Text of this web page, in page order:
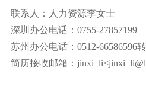
联系人：人力资源李女士
深圳办公电话：0755-27857199
苏州办公电话：0512-66586596
简历接收邮箱：